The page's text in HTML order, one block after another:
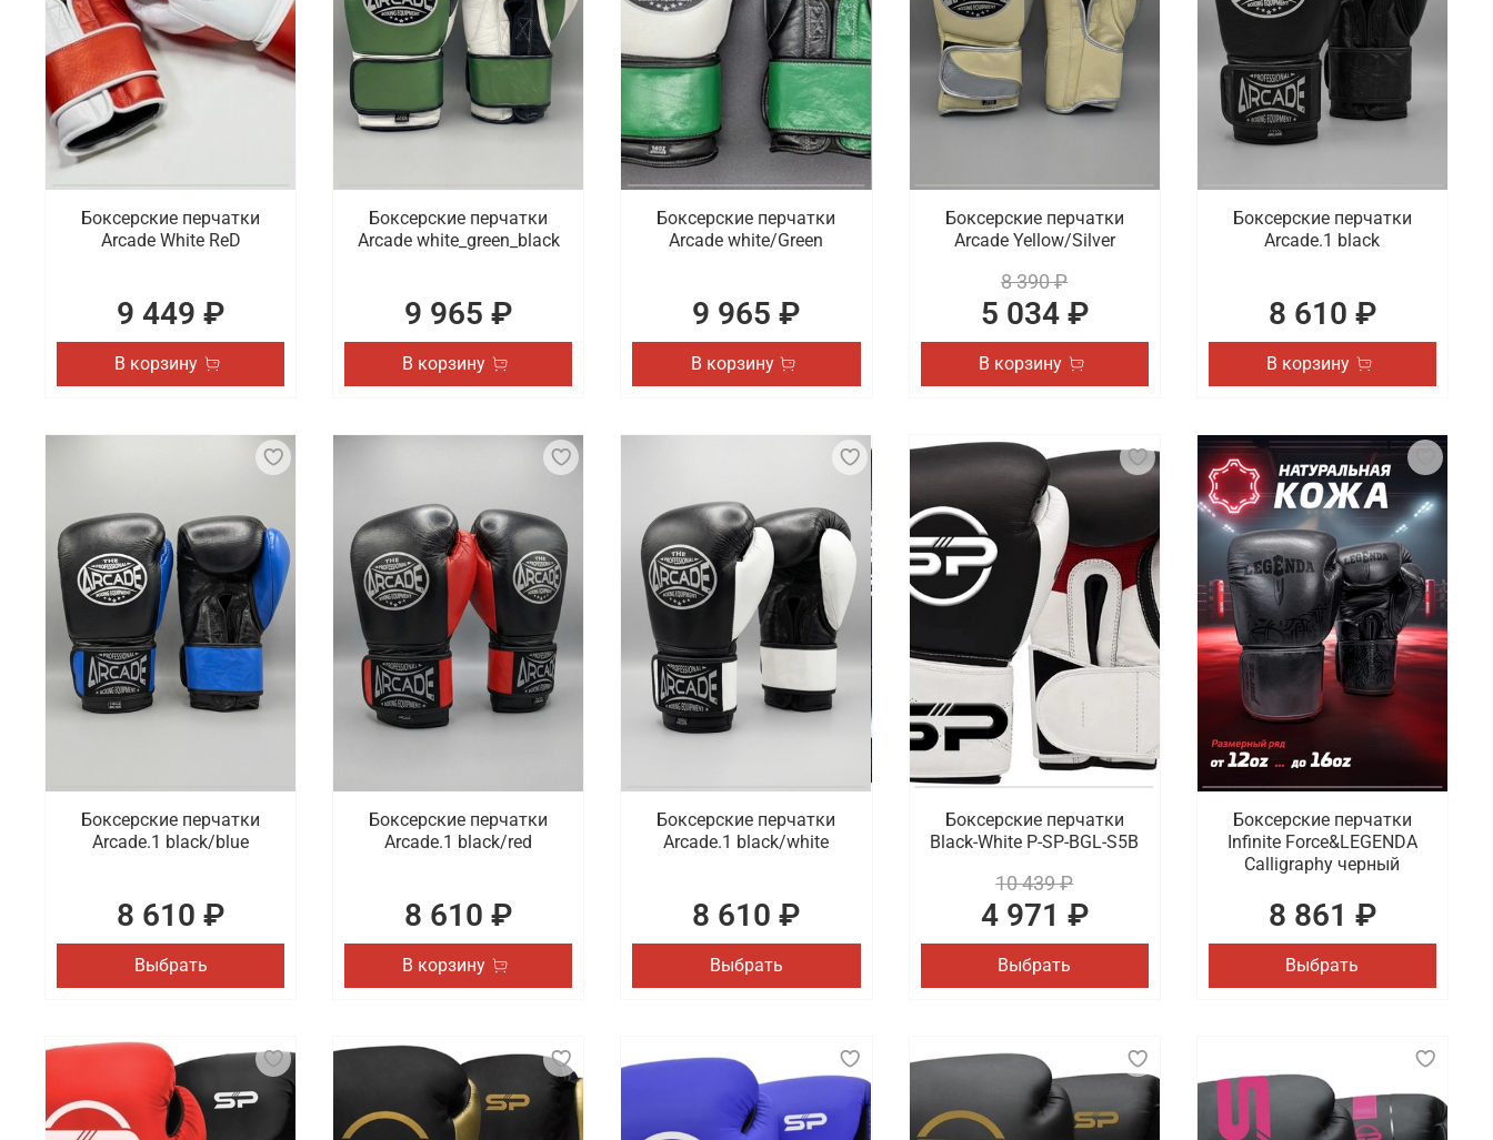
Боксерские перчатки
Arcade White ReD
9 449 ₽
В корзину
Боксерские перчатки
Arcade white_green_black
9 965 ₽
В корзину
Боксерские перчатки
Arcade white/Green
9 965 ₽
В корзину
Боксерские перчатки
Arcade Yellow/Silver
8 390 ₽
5 034 ₽
В корзину
Боксерские перчатки
Arcade.1 black
8 610 ₽
В корзину
Боксерские перчатки
Arcade.1 black/blue
8 610 ₽
Выбрать
Боксерские перчатки
Arcade.1 black/red
8 610 ₽
В корзину
Боксерские перчатки
Arcade.1 black/white
8 610 ₽
Выбрать
Боксерские перчатки
Black-White P-SP-BGL-S5B
10 439 ₽
4 971 ₽
Выбрать
Боксерские перчатки
Infinite Force&LEGENDA
Calligraphy черный
8 861 ₽
Выбрать